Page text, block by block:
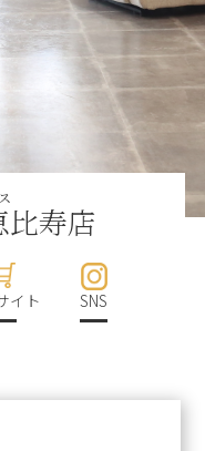
比寿店
イト SNS